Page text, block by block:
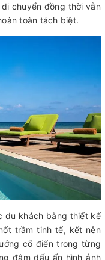
chuyển đồng thời vẫn
toàn tách biệt.
du khách bằng thiết kế
trầm tinh tế, kết nên
cổ điển trong từng
đậm dấu ấn hình ảnh